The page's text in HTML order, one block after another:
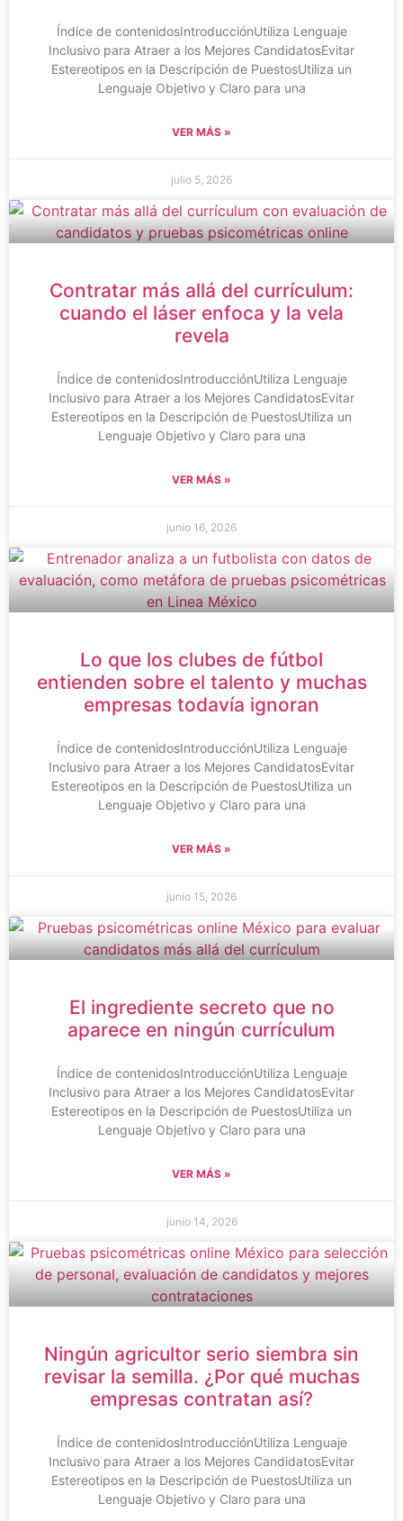
Índice de contenidosIntroducciónUtiliza Lenguaje
Inclusivo para Atraer a los Mejores CandidatosEvitar
Estereotipos en la Descripción de PuestosUtiliza un
Lenguaje Objetivo y Claro para una
VER MÁS »
julio 5, 2026
Contratar más allá del currículum:
cuando el láser enfoca y la vela
revela
Índice de contenidosIntroducciónUtiliza Lenguaje
Inclusivo para Atraer a los Mejores CandidatosEvitar
Estereotipos en la Descripción de PuestosUtiliza un
Lenguaje Objetivo y Claro para una
VER MÁS »
junio 16, 2026
Lo que los clubes de fútbol
entienden sobre el talento y muchas
empresas todavía ignoran
Índice de contenidosIntroducciónUtiliza Lenguaje
Inclusivo para Atraer a los Mejores CandidatosEvitar
Estereotipos en la Descripción de PuestosUtiliza un
Lenguaje Objetivo y Claro para una
VER MÁS »
junio 15, 2026
El ingrediente secreto que no
aparece en ningún currículum
Índice de contenidosIntroducciónUtiliza Lenguaje
Inclusivo para Atraer a los Mejores CandidatosEvitar
Estereotipos en la Descripción de PuestosUtiliza un
Lenguaje Objetivo y Claro para una
VER MÁS »
junio 14, 2026
Ningún agricultor serio siembra sin
revisar la semilla. ¿Por qué muchas
empresas contratan así?
Índice de contenidosIntroducciónUtiliza Lenguaje
Inclusivo para Atraer a los Mejores CandidatosEvitar
Estereotipos en la Descripción de PuestosUtiliza un
Lenguaje Objetivo y Claro para una